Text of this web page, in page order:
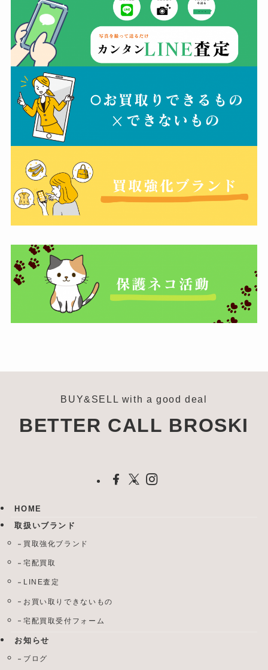
BUY&SELL with a good deal
BETTER CALL BROSKI
HOME
取扱いブランド
買取強化ブランド
宅配買取
LINE査定
お買い取りできないもの
宅配買取受付フォーム
お知らせ
ブログ